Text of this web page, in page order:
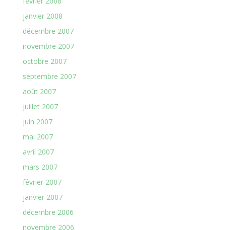
janvier 2008
décembre 2007
novembre 2007
octobre 2007
septembre 2007
août 2007
juillet 2007
juin 2007
mai 2007
avril 2007
mars 2007
février 2007
janvier 2007
décembre 2006
novembre 2006